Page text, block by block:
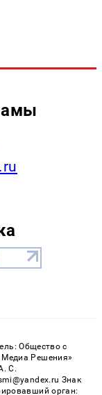
Общество с
Медиа Решения»
С.
Знак
орган: